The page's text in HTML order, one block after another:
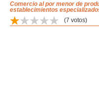
Comercio al por menor de
establecimientos
(7 votos)